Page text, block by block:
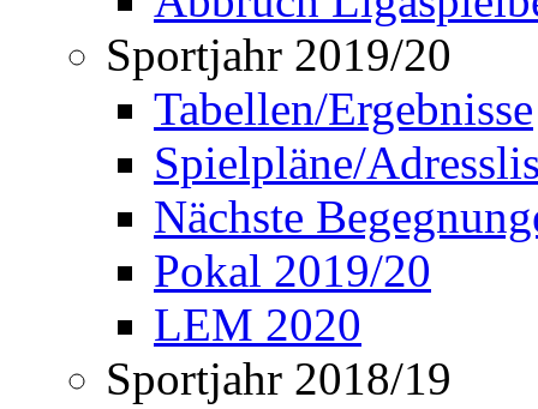
Sportjahr 2019/20
Tabellen/Ergebnisse
Spielpläne/
Nächste
Pokal 2019/20
LEM 2020
Sportjahr 2018/19